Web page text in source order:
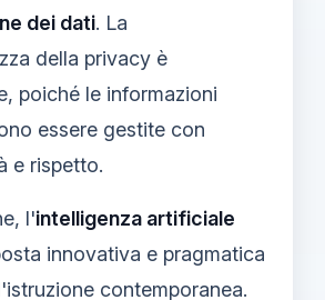
dei dati. La
della privacy è
poiché le informazioni
essere gestite con
e rispetto.
l'intelligenza artificiale
innovativa e pragmatica
contemporanea.